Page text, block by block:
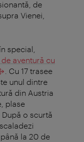
de
Vienei,
special,
de aventură cu
. Cu 17 trasee
unul dintre
din Austria
plase
o scurtă
la 20 de